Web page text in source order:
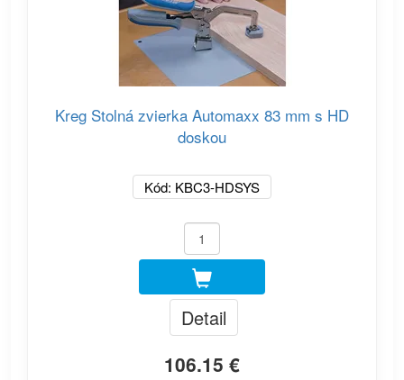
Kreg Stolná zvierka Automaxx 83 mm s HD
doskou
Kód: KBC3-HDSYS
Detail
106.15 €